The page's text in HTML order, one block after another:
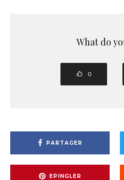
What do
0
PARTAGER
EPINGLER